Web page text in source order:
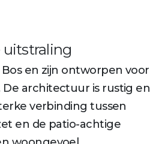
uitstraling
en zijn ontworpen voor
architectuur is rustig en
verbinding tussen
en de patio-achtige